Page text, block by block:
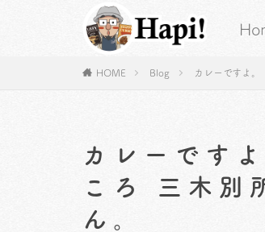
HOME Blog カレーですよ。
カレーです
ころ 三木別
ん。